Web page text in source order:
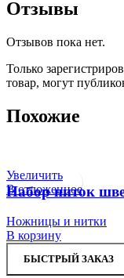
Отзывы
Отзывов пока нет.
Только
товар, могут
Похожие
Увеличить
В отложенное
Набор ниток
Ножницы и нитки
В корзину
БЫСТРЫЙ ЗАКАЗ